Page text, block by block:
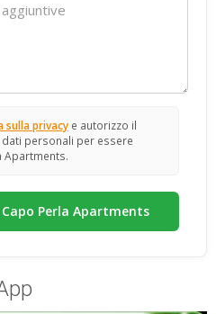
sulla privacy e autorizzo il
personali per essere
Apartments.